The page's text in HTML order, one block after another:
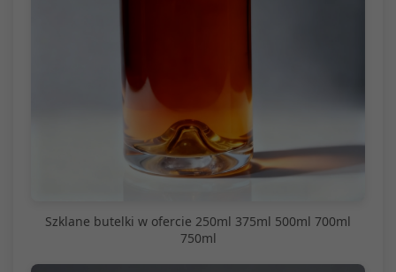
Szklane butelki w ofercie 250ml 375ml 500ml 700ml
750ml